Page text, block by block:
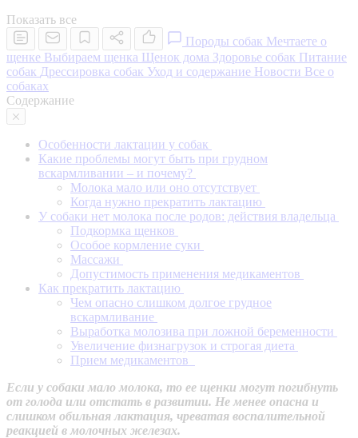
Показать все
Породы собак Мечтаете о
щенке Выбираем щенка Щенок дома Здоровье собак Питание
собак Дрессировка собак Уход и содержание Новости Все о
собаках
Содержание
Особенности лактации у собак
Какие проблемы могут быть при грудном
вскармливании – и почему?
Молока мало или оно отсутствует
Когда нужно прекратить лактацию
У собаки нет молока после родов: действия владельца
Подкормка щенков
Особое кормление суки
Массажи
Допустимость применения медикаментов
Как прекратить лактацию
Чем опасно слишком долгое грудное
вскармливание
Выработка молозива при ложной беременности
Увеличение физнагрузок и строгая диета
Прием медикаментов
Если у собаки мало молока, то ее щенки могут погибнуть
от голода или отстать в развитии. Не менее опасна и
слишком обильная лактация, чреватая воспалительной
реакцией в молочных железах.